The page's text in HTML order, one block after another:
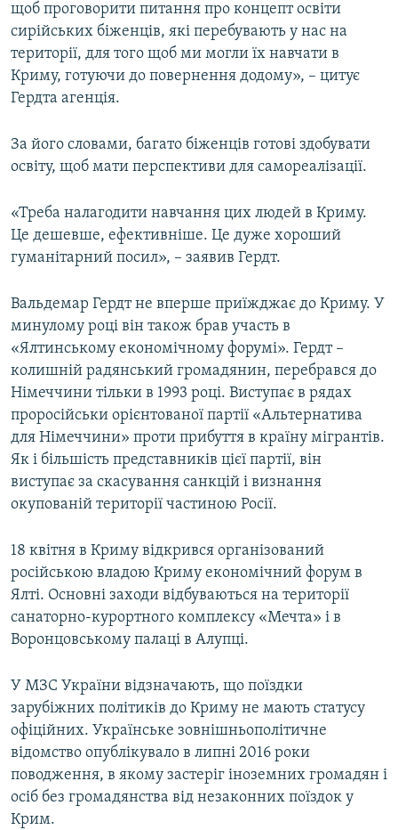
щоб проговорити питання про концепт освіти
сирійських біженців, які перебувають у нас на
території, для того щоб ми могли їх навчати в
Криму, готуючи до повернення додому», – цитує
Гердта агенція.
За його словами, багато біженців готові здобувати
освіту, щоб мати перспективи для самореалізації.
«Треба налагодити навчання цих людей в Криму.
Це дешевше, ефективніше. Це дуже хороший
гуманітарний посил», – заявив Гердт.
Вальдемар Гердт не вперше приїжджає до Криму. У
минулому році він також брав участь в
«Ялтинському економічному форумі». Гердт –
колишній радянський громадянин, перебрався до
Німеччини тільки в 1993 році. Виступає в рядах
проросійськи орієнтованої партії «Альтернатива
для Німеччини» проти прибуття в країну мігрантів.
Як і більшість представників цієї партії, він
виступає за скасування санкцій і визнання
окупованій території частиною Росії.
18 квітня в Криму відкрився організований
російською владою Криму економічний форум в
Ялті. Основні заходи відбуваються на території
санаторно-курортного комплексу «Мечта» і в
Воронцовському палаці в Алупці.
У МЗС України відзначають, що поїздки
зарубіжних політиків до Криму не мають статусу
офіційних. Українське зовнішньополітичне
відомство опублікувало в липні 2016 роки
поводження, в якому застеріг іноземних громадян і
осіб без громадянства від незаконних поїздок у
Крим.